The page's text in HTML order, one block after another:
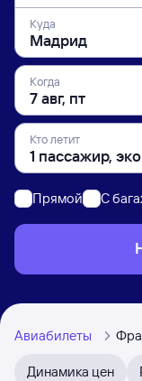
Куда
Когда
Кто летит
Прямой C
Авиабилеты
Динамика цен